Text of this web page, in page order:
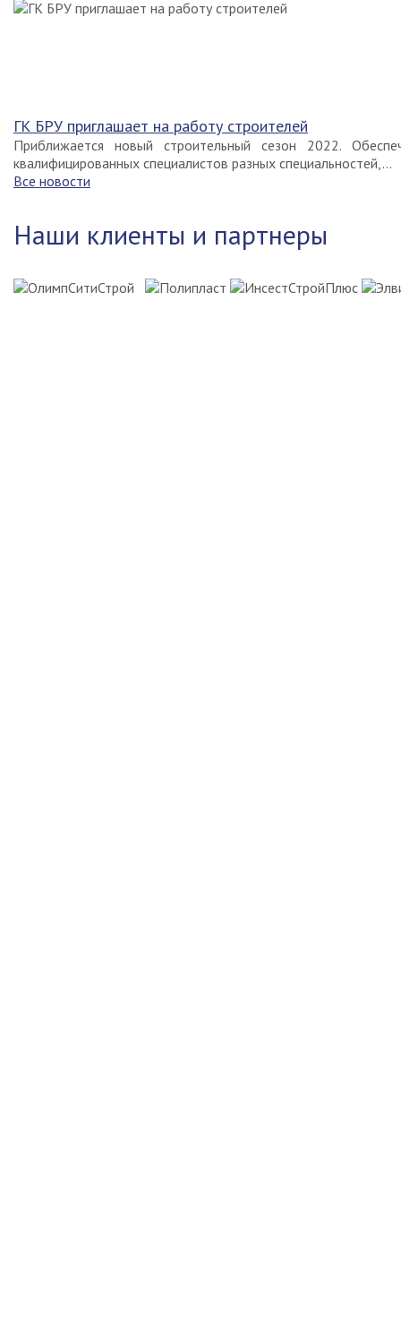
ГК БРУ приглашает на работу строителей
Приближается новый строительный сезон 2022.
квалифицированных специалистов разных специальностей,...
Все новости
Наши клиенты и партнеры